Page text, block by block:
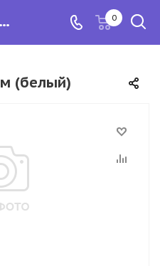
Лента атласная 40 мм 0
(белый)